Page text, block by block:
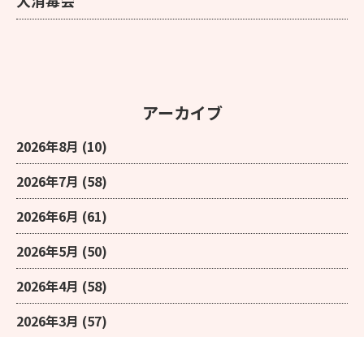
アーカイブ
2026年8月 (10)
2026年7月 (58)
2026年6月 (61)
2026年5月 (50)
2026年4月 (58)
2026年3月 (57)